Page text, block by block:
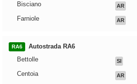
Bisciano AR
Farniole AR
RA6
Autostrada RA6
Bettolle
SI
Centoia AR